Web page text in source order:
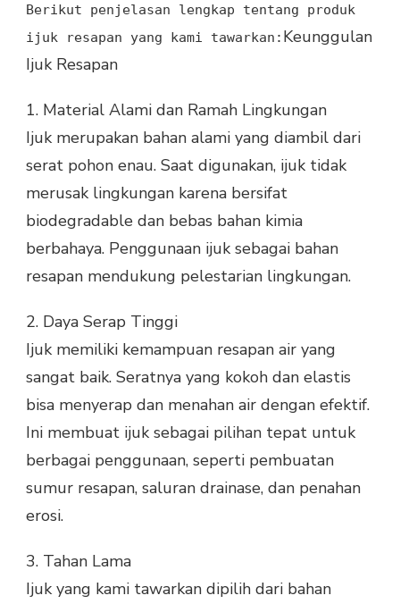
Berikut penjelasan lengkap tentang produk
ijuk resapan yang kami tawarkan: Keunggulan
Ijuk Resapan
1. Material Alami dan Ramah Lingkungan
Ijuk merupakan bahan alami yang diambil dari
serat pohon enau. Saat digunakan, ijuk tidak
merusak lingkungan karena bersifat
biodegradable dan bebas bahan kimia
berbahaya. Penggunaan ijuk sebagai bahan
resapan mendukung pelestarian lingkungan.
2. Daya Serap Tinggi
Ijuk memiliki kemampuan resapan air yang
sangat baik. Seratnya yang kokoh dan elastis
bisa menyerap dan menahan air dengan efektif.
Ini membuat ijuk sebagai pilihan tepat untuk
berbagai penggunaan, seperti pembuatan
sumur resapan, saluran drainase, dan penahan
erosi.
3. Tahan Lama
Ijuk yang kami tawarkan dipilih dari bahan